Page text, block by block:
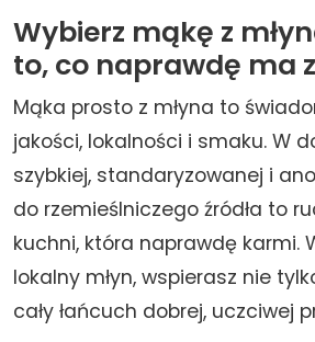
Wybierz mąkę z
to, co naprawdę ma
Mąka prosto z młyna to
jakości, lokalności i smaku. W
szybkiej, standaryzowanej i
do rzemieślniczego źródła to
kuchni, która naprawdę karmi.
lokalny młyn, wspierasz nie
cały łańcuch dobrej, uczciwej